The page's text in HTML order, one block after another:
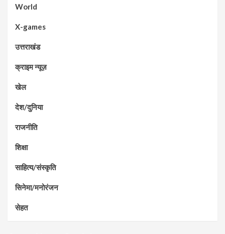
World
X-games
उत्तराखंड
क्राइम न्यूज़
खेल
देश/दुनिया
राजनीति
शिक्षा
साहित्य/संस्कृति
सिनेमा/मनोरंजन
सेहत